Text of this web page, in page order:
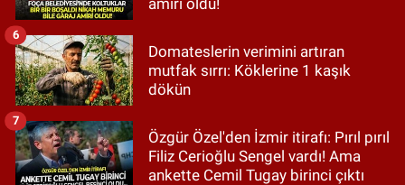
Domateslerin verimini artıran
mutfak sırrı: Köklerine 1 kaşık
dökün
6
Özgür Özel'den İzmir itirafı: Pırıl pırıl
Filiz Cerioğlu Sengel vardı! Ama
ankette Cemil Tugay birinci çıktı
7